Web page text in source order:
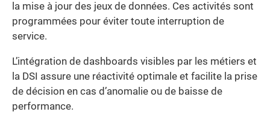
la mise à jour des jeux de données. Ces activités sont
programmées pour éviter toute interruption de
service.
L’intégration de dashboards visibles par les métiers et
la DSI assure une réactivité optimale et facilite la prise
de décision en cas d’anomalie ou de baisse de
performance.